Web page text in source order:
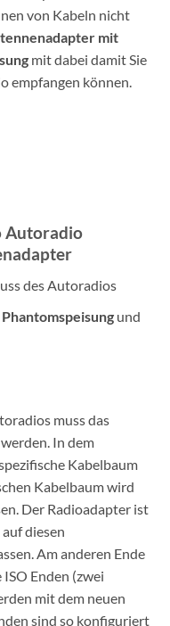
von Kabeln nicht
mit
mit dabei damit Sie
empfangen können.
Autoradio
des Autoradios
Phantomspeisung und
muss das
In dem
Kabelbaum
Kabelbaum wird
Der Radioadapter ist
diesen
Am anderen Ende
Enden (zwei
mit dem neuen
sind so konfiguriert